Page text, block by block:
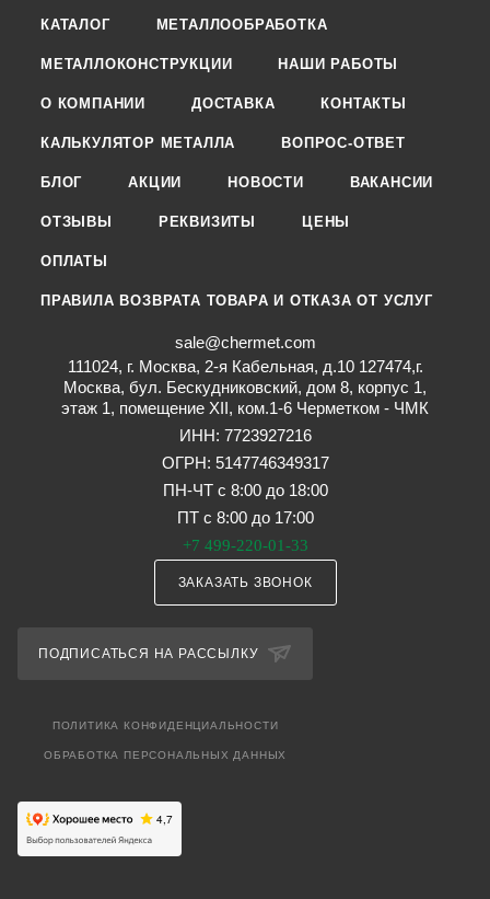
КАТАЛОГ МЕТАЛЛООБРАБОТКА
МЕТАЛЛОКОНСТРУКЦИИ НАШИ РАБОТЫ
О КОМПАНИИ ДОСТАВКА КОНТАКТЫ
КАЛЬКУЛЯТОР МЕТАЛЛА ВОПРОС-ОТВЕТ
БЛОГ АКЦИИ НОВОСТИ ВАКАНСИИ
ОТЗЫВЫ РЕКВИЗИТЫ ЦЕНЫ
ОПЛАТЫ
ПРАВИЛА ВОЗВРАТА ТОВАРА И ОТКАЗА ОТ УСЛУГ
sale@chermet.com
111024, г. Москва, 2-я Кабельная, д.10 127474,г.
Москва, бул. Бескудниковский, дом 8, корпус 1,
этаж 1, помещение XII, ком.1-6 Черметком - ЧМК
ИНН: 7723927216
ОГРН: 5147746349317
ПН-ЧТ с 8:00 до 18:00
ПТ с 8:00 до 17:00
+7 499-220-01-33
ЗАКАЗАТЬ ЗВОНОК
ПОДПИСАТЬСЯ НА РАССЫЛКУ
ПОЛИТИКА КОНФИДЕНЦИАЛЬНОСТИ
ОБРАБОТКА ПЕРСОНАЛЬНЫХ ДАННЫХ